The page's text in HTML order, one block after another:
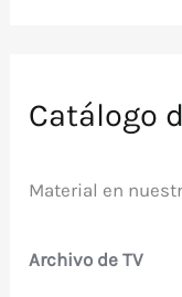
Catálogo
Material en
Archivo de TV